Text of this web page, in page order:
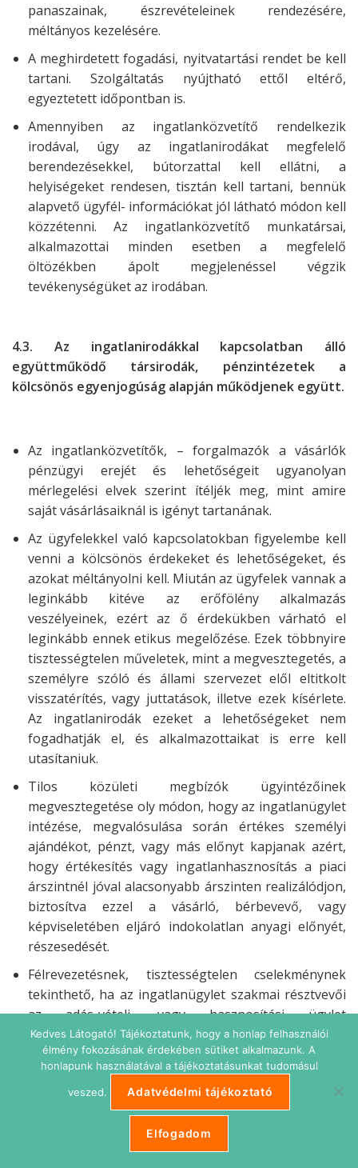
panaszainak, észrevételeinek rendezésére,
méltányos kezelésére.
A meghirdetett fogadási, nyitvatartási rendet be kell
tartani. Szolgáltatás nyújtható ettől eltérő,
egyeztetett időpontban is.
Amennyiben az ingatlanközvetítő rendelkezik
irodával, úgy az ingatlanirodákat megfelelő
berendezésekkel, bútorzattal kell ellátni, a
helyiségeket rendesen, tisztán kell tartani, bennük
alapvető ügyfél- információkat jól látható módon kell
közzétenni. Az ingatlanközvetítő munkatársai,
alkalmazottai minden esetben a megfelelő
öltözékben ápolt megjelenéssel végzik
tevékenységüket az irodában.
4.3. Az ingatlanirodákkal kapcsolatban álló
együttműködő társirodák, pénzintézetek a
kölcsönös egyenjogúság alapján működjenek együtt.
Az ingatlanközvetítők, – forgalmazók a vásárlók
pénzügyi erejét és lehetőségeit ugyanolyan
mérlegelési elvek szerint ítéljék meg, mint amire
saját vásárlásaiknál is igényt tartanának.
Az ügyfelekkel való kapcsolatokban figyelembe kell
venni a kölcsönös érdekeket és lehetőségeket, és
azokat méltányolni kell. Miután az ügyfelek vannak a
leginkább kitéve az erőfölény alkalmazás
veszélyeinek, ezért az ő érdekükben várható el
leginkább ennek etikus megelőzése. Ezek többnyire
tisztességtelen műveletek, mint a megvesztegetés, a
személyre szóló és állami szervezet elől eltitkolt
visszatérítés, vagy juttatások, illetve ezek kísérlete.
Az ingatlanirodák ezeket a lehetőségeket nem
fogadhatják el, és alkalmazottaikat is erre kell
utasítaniuk.
Tilos közületi megbízók ügyintézőinek
megvesztegetése oly módon, hogy az ingatlanügylet
intézése, megvalósulása során értékes személyi
ajándékot, pénzt, vagy más előnyt kapjanak azért,
hogy értékesítés vagy ingatlanhasznosítás a piaci
árszintnél jóval alacsonyabb árszinten realizálódjon,
biztosítva ezzel a vásárló, bérbevevő, vagy
képviseletében eljáró indokolatlan anyagi előnyét,
részesedését.
Félrevezetésnek, tisztességtelen cselekménynek
tekinthető, ha az ingatlanügylet szakmai résztvevői
az adás-vételi, vagy hasznosítási ügylet
megvalósulásához lényeges információkat, mint
például pénzügyi fedezet hiánya, ingatlant terhelő
jelzálog, egyéb korlátozások, használatbavétel reális
időpontja, stb. vonatkozásában eltitkolnak.
4.4. Az üzleti titok birtokosának hozzájárulása nélkül
Kedves Látogató! Tájékoztatunk, hogy a honlap felhasználói
élmény fokozásának érdekében sütiket alkalmazunk. A
honlapunk használatával a tájékoztatásunkat tudomásul
veszed. Adatvédelmi tájékoztató
Elfogadom